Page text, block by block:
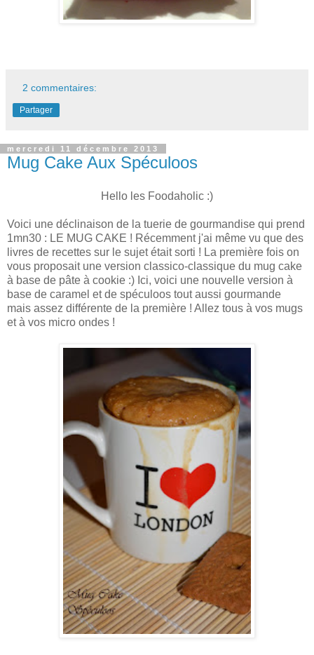
2 commentaires:
Partager
mercredi 11 décembre 2013
Mug Cake Aux Spéculoos
Hello les Foodaholic :)
Voici une déclinaison de la tuerie de gourmandise qui prend
1mn30 : LE MUG CAKE ! Récemment j'ai même vu que des
livres de recettes sur le sujet était sorti ! La première fois on
vous proposait une version classico-classique du mug cake
à base de pâte à cookie :) Ici, voici une nouvelle version à
base de caramel et de spéculoos tout aussi gourmande
mais assez différente de la première ! Allez tous à vos mugs
et à vos micro ondes !